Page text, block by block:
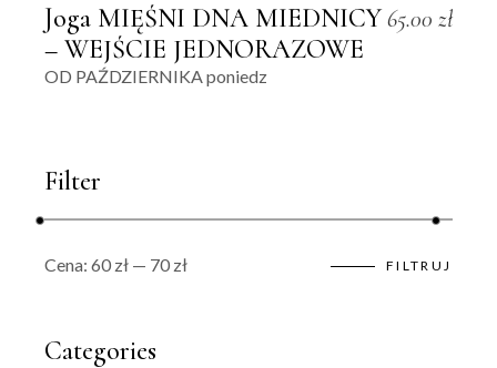
Joga MIĘŚNI DNA MIEDNICY
– WEJŚCIE JEDNORAZOWE
65.00 zł
OD PAŹDZIERNIKA poniedz
Filter
FILTRUJ
Cena:60 zł — 70 zł
Categories